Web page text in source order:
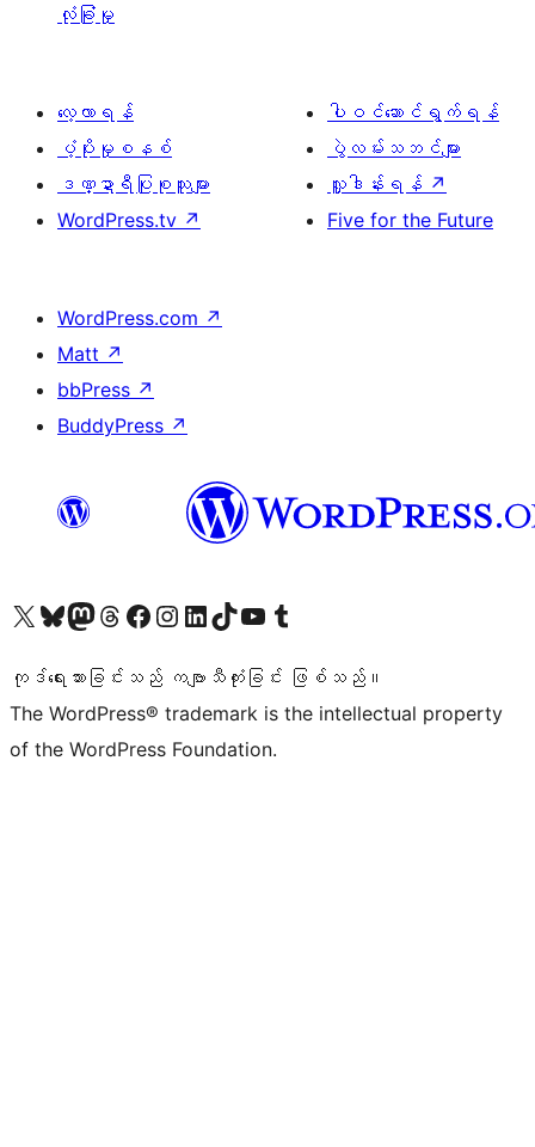
လုံခြုံမှု
လေ့လာရန်
ပံ့ပိုးမှုစနစ်
ဒဏ္ဍာရီပြုစုသူများ
WordPress.tv ↗
ပါဝင်ဆောင်ရွက်ရန်
ပွဲလမ်းသဘင်များ
လှူဒါန်းရန် ↗
Five for the Future
WordPress.com ↗
Matt ↗
bbPress ↗
BuddyPress ↗
ကျွန်ုပ်တို့၏ X (ယခင် Twitter) အကောင့်သို့ သွားရောက်ကြည့်ရှုပါကျွန်ုပ်တို့၏ Bluesky အကောင့်သို့ ဝင်ရောက်ကြည့်ရှုရန်
ကျွန်ုပ်တို့၏ Mastodon အကောင့်သို့ သွားရောက်ကြည့်ရှုပါကျွန်ုပ်တို့၏ Threads အကောင့်သို့ ဝင်ရောက်ကြည့်ရှုရန်
ကျွန်ုပ်တို့၏ Facebook စာမျက်နှာသို့ သွားရောက်ကြည့်ရှုပါကျွန်ုပ်တို့၏ Instagram အကောင့်သို့ သွားရောက်ကြည့်ရှုပါ ကျွန်ုပ်တို့၏ LinkedIn အကောင့်သို့ သွားရောက်ကြည့်ရှုပါကျွန်ုပ်တို့၏ TikTok အကောင့်သို့ ဝင်ရောက်ကြည့်ရှုရန်
ကျွန်ုပ်တို့၏ YouTube ချန်နယ်သို့ သွားရောက်ကြည့်ရှုပါ ကျွန်ုပ်တို့၏ Tumblr အကောင့်သို့ ဝင်ရောက်ကြည့်ရှုရန်
ကုဒ်ရေးသားခြင်းသည် ကဗျာသီကုံးခြင်း ဖြစ်သည်။
The WordPress® trademark is the intellectual property
of the WordPress Foundation.